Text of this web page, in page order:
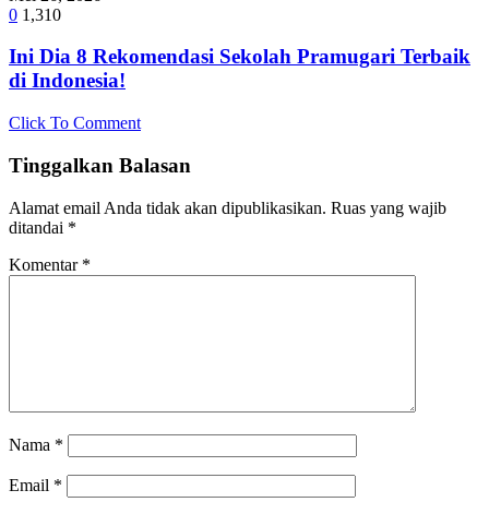
0 1,310
Ini Dia 8 Rekomendasi Sekolah Pramugari Terbaik
di Indonesia!
Click To Comment
Tinggalkan Balasan
Alamat email Anda tidak akan dipublikasikan. Ruas yang wajib
ditandai *
Komentar *
Nama *
Email *